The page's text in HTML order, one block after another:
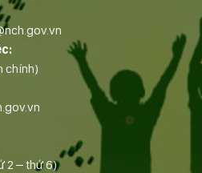
chính)
2 – thứ 6)